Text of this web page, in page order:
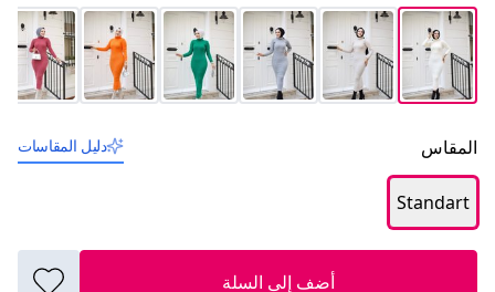
المقاس دليل المقاسات
Standart
أضف إلى السلة